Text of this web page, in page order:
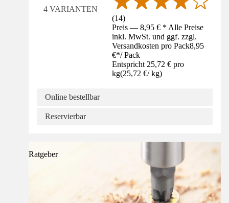
4 VARIANTEN
(14)
Preis — 8,95 € * Alle Preise
inkl. MwSt. und ggf. zzgl.
Versandkosten pro Pack8,95
€*/ Pack
Entspricht 25,72 € pro
kg(25,72 €/ kg)
Online bestellbar
Reservierbar
Ratgeber